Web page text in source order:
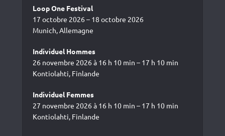
Loop One Festival
17 octobre 2026 – 18 octobre 2026
Munich, Allemagne
Individuel Hommes
26 novembre 2026 à 16 h 10 min – 17 h 10 min
Kontiolahti, Finlande
Individuel Femmes
27 novembre 2026 à 16 h 10 min – 17 h 10 min
Kontiolahti, Finlande